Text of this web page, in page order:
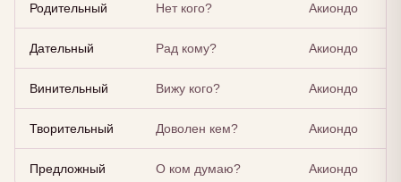
Родительный Нет кого? Акиондо
Дательный Рад кому? Акиондо
Винительный Вижу кого? Акиондо
Творительный Доволен кем? Акиондо
Предложный О ком думаю? Акиондо